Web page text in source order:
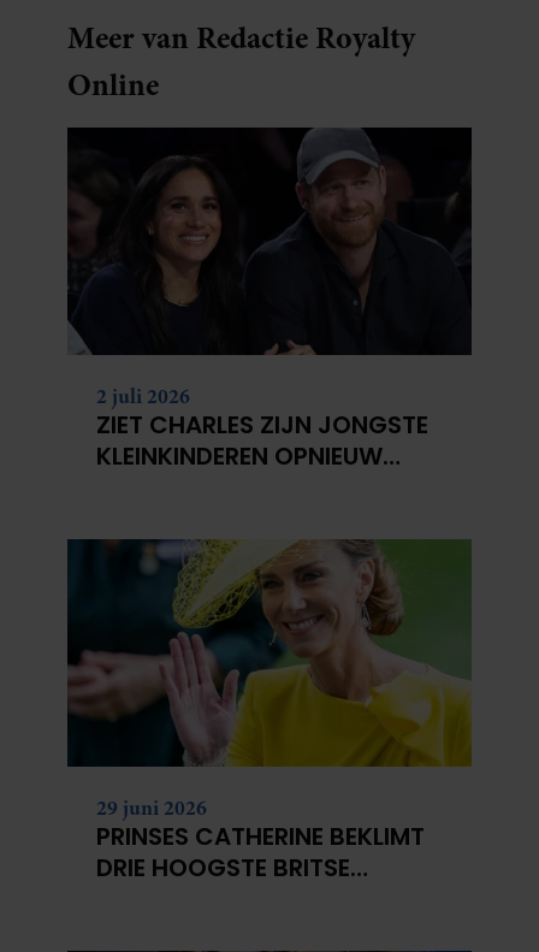
Meer van Redactie Royalty
Online
2 juli 2026
ZIET CHARLES ZIJN JONGSTE
KLEINKINDEREN OPNIEUW
29 juni 2026
PRINSES CATHERINE BEKLIMT
DRIE HOOGSTE BRITSE